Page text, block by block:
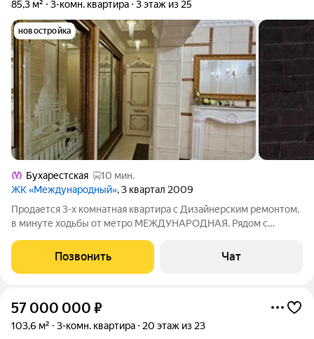
85,3 м² 3-комн. квартира 3 этаж из 25
новостройка
Бухарестская
10 мин.
ЖК «Международный», 3 квартал 2009
Продается 3-х комнатная квартира с Дизайнерским ремонтом,
в минуте ходьбы от метро МЕЖДУНАРОДНАЯ. Рядом с
торгово-развлекательный комплекс МЕЖДУНАРОДНЫЙ, в
котором находятся множество магазинов,
Позвонить Чат
57 000 000 ₽
103,6 м² 3-комн. квартира 20 этаж из 23